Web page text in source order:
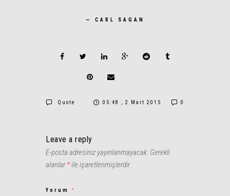
— CARL SAGAN
Quote 05:48 , 2 Mart 2015 0
Leave a reply
E-posta adresiniz yayınlanmayacak. Gerekli
alanlar*ile işaretlenmişlerdir
Yorum *